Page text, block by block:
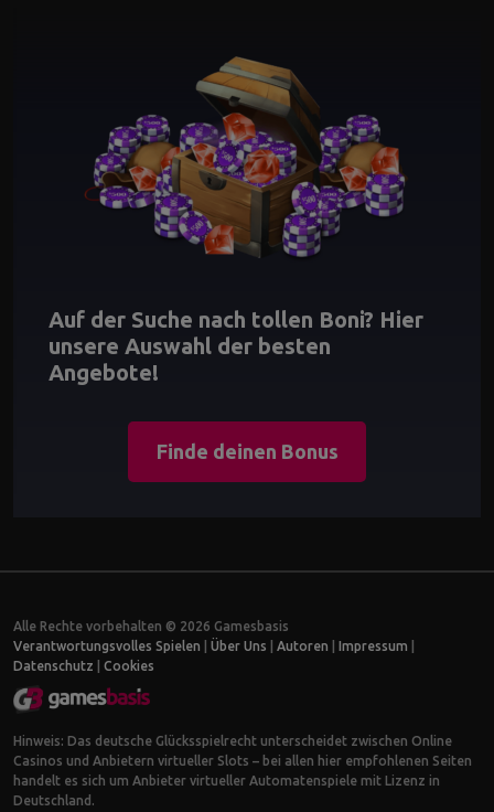
Auf der Suche nach tollen Boni? Hier
unsere Auswahl der besten
Angebote!
Finde deinen Bonus
Alle Rechte vorbehalten © 2026 Gamesbasis
Verantwortungsvolles Spielen
Über Uns Autoren Impressum
Datenschutz
Cookies
Hinweis: Das deutsche Glücksspielrecht unterscheidet zwischen Online
Casinos und Anbietern virtueller Slots – bei allen hier empfohlenen Seiten
handelt es sich um Anbieter virtueller Automatenspiele mit Lizenz in
Deutschland.